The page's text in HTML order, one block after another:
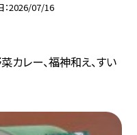
2026/07/16
カレー、福神和え、すい